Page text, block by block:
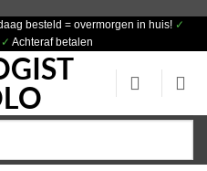
besteld = overmorgen in huis! ✓
✓ Achteraf betalen